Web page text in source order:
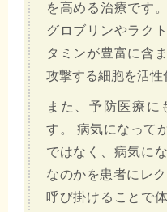
を高める治療です
グロブリンやラク
タミンが豊富に含
攻撃する細胞を活性
また、予防医療に
す。 病気になって
ではなく、病気に
なのかを患者にレ
呼び掛けることで